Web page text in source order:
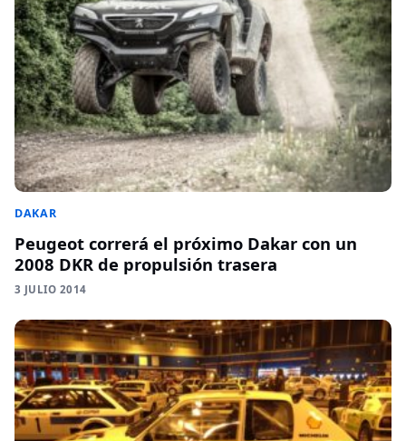
DAKAR
Peugeot correrá el próximo Dakar con un
2008 DKR de propulsión trasera
3 JULIO 2014